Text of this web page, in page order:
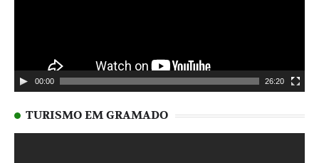
00:00 26:20
TURISMO EM GRAMADO